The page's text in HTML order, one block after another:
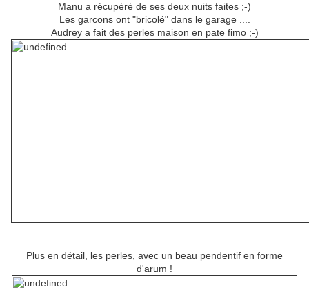
Manu a récupéré de ses deux nuits faites ;-)
Les garcons ont "bricolé" dans le garage ....
Audrey a fait des perles maison en pate fimo ;-)
Plus en détail, les perles, avec un beau pendentif en forme
d'arum !